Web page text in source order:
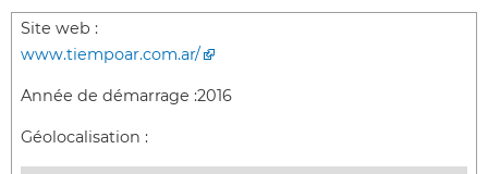
Site web :
www.tiempoar.com.ar/
Année de démarrage :2016
Géolocalisation :